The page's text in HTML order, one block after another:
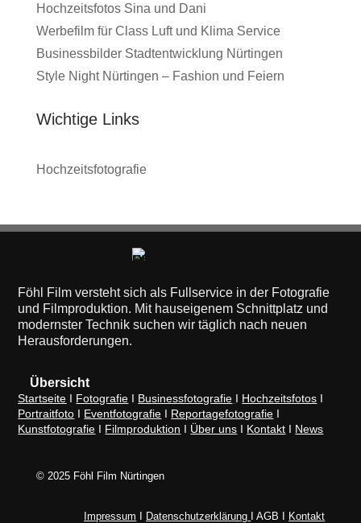
Hochzeitsfotos Sina und Dani
Werbefilm für Class Luft und Klima Service
Businessbilder Stadtentwicklung Nürtingen
Style Night Nürtingen – Fashion und Feiern
Wichtige Links
Hochzeitsfotografie
Föhl Film versteht sich als Fullservice in der Fotografie
und Filmproduktion. Mit hauseigenem Schnittplatz und
modernster Technik suchen wir täglich nach neuen
Herausforderungen.
Übersicht
Startseite I Fotografie I Businessfotografie I Hochzeitsfotos I
Portraitfoto I Eventfotografie I Reportagefotografie I
Kunstfotografie I Filmproduktion I Über uns I Kontakt I News
© 2025 Föhl Film Nürtingen
Impressum Datenschutzerklärung I AGB I Kontakt